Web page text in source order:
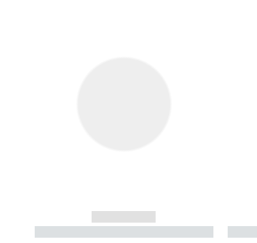
------------
----------- ----------- ----------